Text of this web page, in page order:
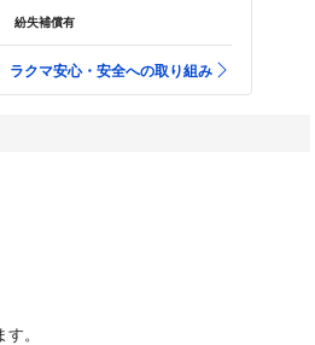
紛失補償有
ラクマ安心・安全への取り組み
。